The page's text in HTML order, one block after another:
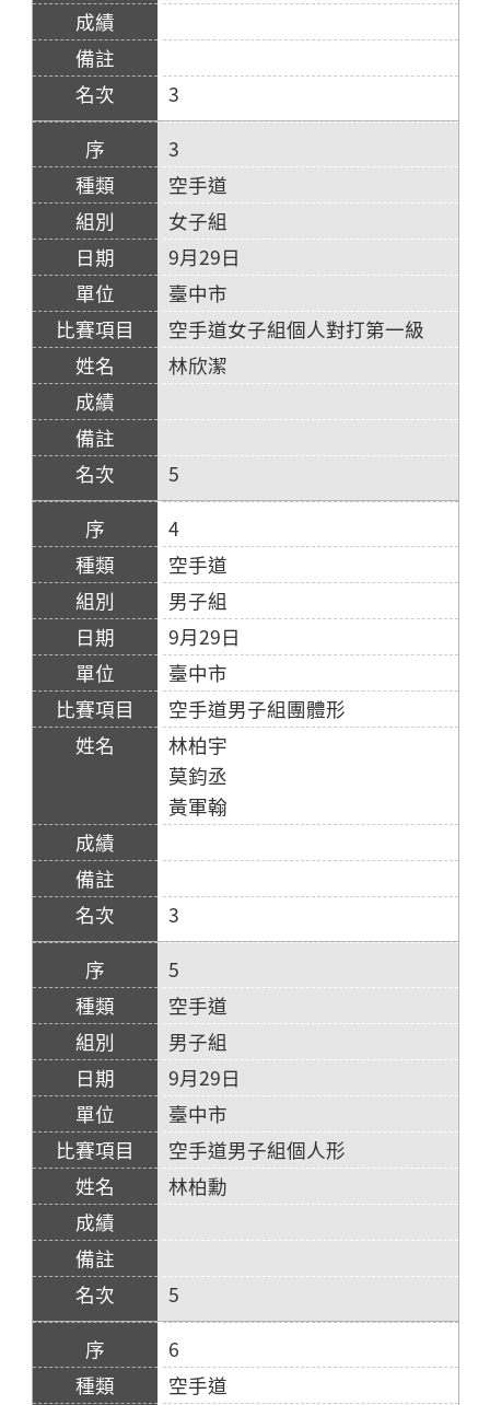
3
3
空手道
女子組
9月29日
臺中市
空手道女子組個人對打第一級
林欣潔
5
4
空手道
男子組
9月29日
臺中市
空手道男子組團體形
林柏宇
莫鈞丞
黃軍翰
3
5
空手道
男子組
9月29日
臺中市
空手道男子組個人形
林柏勳
5
6
空手道